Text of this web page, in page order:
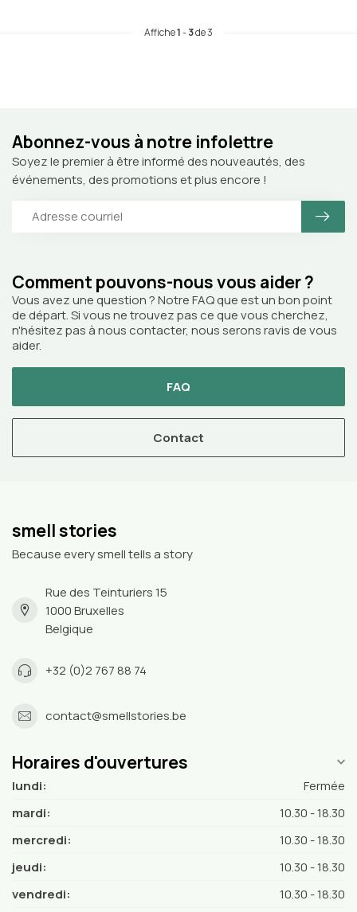
Affiche1-3de 3
Comment pouvons-nous vous aider ?
Vous avez une question ? Notre FAQ que est un bon point
de départ. Si vous ne trouvez pas ce que vous cherchez,
n'hésitez pas à nous contacter, nous serons ravis de vous
aider.
FAQ
Contact
Abonnez-vous à notre infolettre
Soyez le premier à être informé des nouveautés, des
événements, des promotions et plus encore !
smell stories
Because every smell tells a story
Rue des Teinturiers 15
1000 Bruxelles
Belgique
+32 (0)2 767 88 74
contact@smellstories.be
Horaires d'ouvertures
lundi:
Fermée
mardi:
10.30 - 18.30
mercredi:
10.30 - 18.30
jeudi:
10.30 - 18.30
vendredi:
10.30 - 18.30